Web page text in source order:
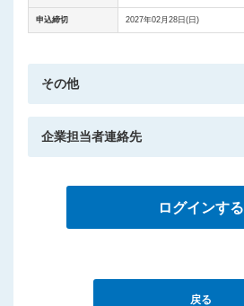
申込締切 2027年02月28日(日)
その他
企業担当者連絡先
ログインする
戻る